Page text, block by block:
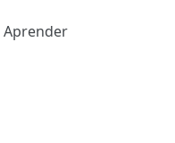
Aprender